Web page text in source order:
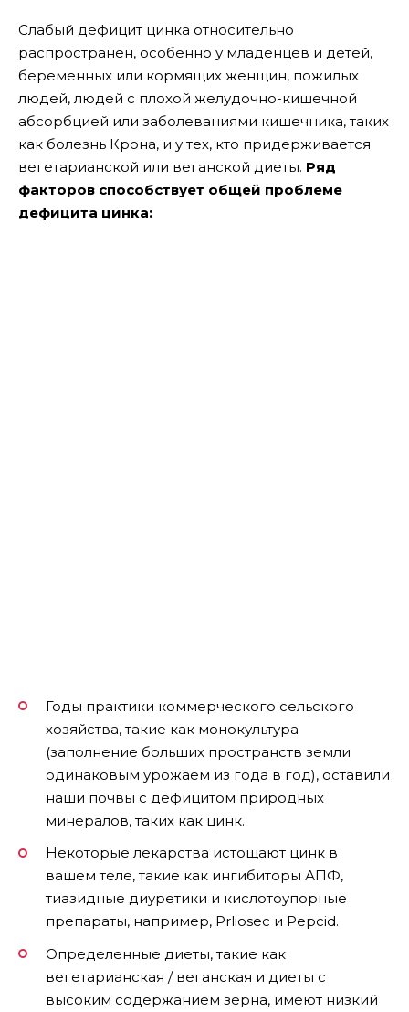
Слабый дефицит цинка относительно
распространен, особенно у младенцев и детей,
беременных или кормящих женщин, пожилых
людей, людей с плохой желудочно-кишечной
абсорбцией или заболеваниями кишечника, таких
как болезнь Крона, и у тех, кто придерживается
вегетарианской или веганской диеты. Ряд
факторов способствует общей проблеме
дефицита цинка:
Годы практики коммерческого сельского
хозяйства, такие как монокультура
(заполнение больших пространств земли
одинаковым урожаем из года в год), оставили
наши почвы с дефицитом природных
минералов, таких как цинк.
Некоторые лекарства истощают цинк в
вашем теле, такие как ингибиторы АПФ,
тиазидные диуретики и кислотоупорные
препараты, например, Prliosec и Pepcid.
Определенные диеты, такие как
вегетарианская / веганская и диеты с
высоким содержанием зерна, имеют низкий